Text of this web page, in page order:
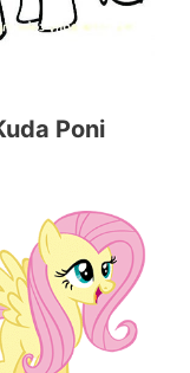
Poni